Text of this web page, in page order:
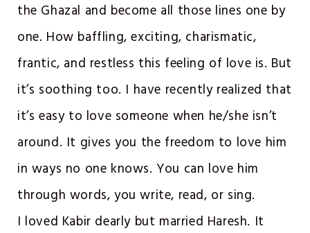
the Ghazal and become all those lines one by
one. How baffling, exciting, charismatic,
frantic, and restless this feeling of love is. But
it’s soothing too. I have recently realized that
it’s easy to love someone when he/she isn’t
around. It gives you the freedom to love him
in ways no one knows. You can love him
through words, you write, read, or sing.
I loved Kabir dearly but married Haresh. It